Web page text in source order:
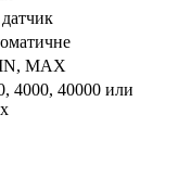
MAX
4000, 40000 или